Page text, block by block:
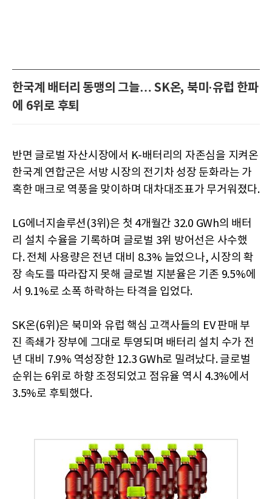
한국계 배터리 동맹의 그늘… SK온, 북미·유럽 한파
에 6위로 후퇴
반면 글로벌 자산시장에서 K-배터리의 자존심을 지켜온
한국계 연합군은 서방 시장의 전기차 성장 둔화라는 가
혹한 매크로 역풍을 맞이하며 대차대조표가 무거워졌다.
LG에너지솔루션(3위)은 첫 4개월간 32.0 GWh의 배터
리 설치 수율을 기록하며 글로벌 3위 방어선은 사수했
다. 전체 사용량은 전년 대비 8.3% 늘었으나, 시장의 확
장 속도를 따라잡지 못해 글로벌 지분율은 기존 9.5%에
서 9.1%로 소폭 하락하는 타격을 입었다.
SK온(6위)은 북미와 유럽 핵심 고객사들의 EV 판매 부
진 족쇄가 장부에 그대로 투영되며 배터리 설치 수가 전
년 대비 7.9% 역성장한 12.3 GWh로 밀려났다. 글로벌
순위는 6위로 하향 조정되었고 점유율 역시 4.3%에서
3.5%로 후퇴했다.